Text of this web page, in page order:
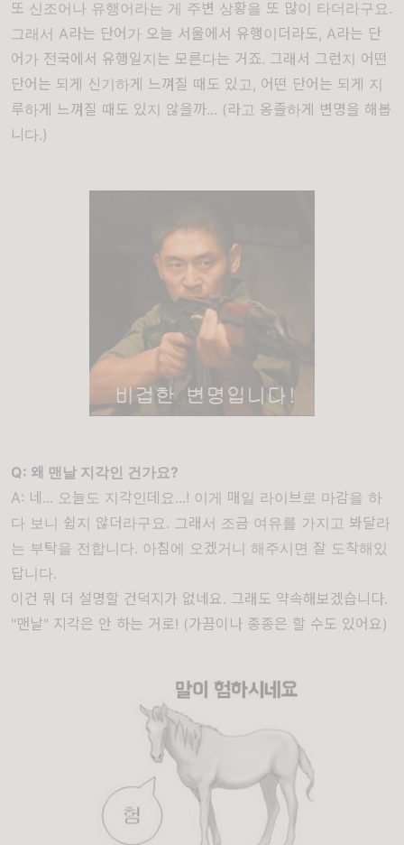
또 신조어나 유행어라는 게 주변 상황을 또 많이 타더라구요.
그래서 A라는 단어가 오늘 서울에서 유행이더라도, A라는 단
어가 전국에서 유행일지는 모른다는 거죠. 그래서 그런지 어떤
단어는 되게 신기하게 느껴질 때도 있고, 어떤 단어는 되게 지
루하게 느껴질 때도 있지 않을까... (라고 옹졸하게 변명을 해봅
니다.)
Q: 왜 맨날 지각인 건가요?
A: 네... 오늘도 지각인데요...! 이게 매일 라이브로 마감을 하
다 보니 쉽지 않더라구요. 그래서 조금 여유를 가지고 봐달라
는 부탁을 전합니다. 아침에 오겠거니 해주시면 잘 도착해있
답니다.
이건 뭐 더 설명할 건덕지가 없네요. 그래도 약속해보겠습니다.
"맨날" 지각은 안 하는 거로! (가끔이나 종종은 할 수도 있어요)